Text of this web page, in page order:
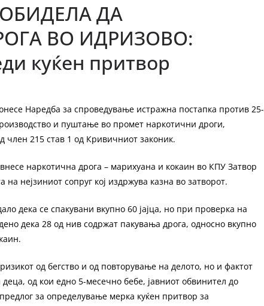
ДА
ВО ИДРИЗОВО:
куќен притвор
Наредба за спроведување истражна постапка против 25-
и пуштање во промет наркотични дроги,
член 215 став 1 од Кривичниот законик.
наркотична дрога – марихуана и кокаин во КПУ Затвор
нејзиниот сопруг кој издржува казна во затворот.
дека се спакувани вкупно 60 јајца, но при проверка на
дека 28 од нив содржат пакувања дрога, односно вкупно
од бегство и од повторување на делото, но и фактот
од кои едно 5-месечно бебе, јавниот обвинител до
за определување мерка куќен притвор за